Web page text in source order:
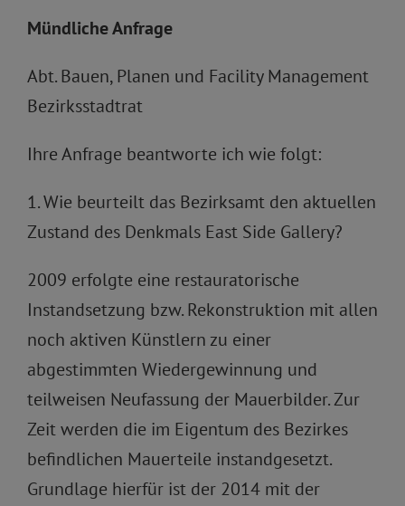
Mündliche Anfrage
Abt. Bauen, Planen und Facility Management
Bezirksstadtrat
Ihre Anfrage beantworte ich wie folgt:
1. Wie beurteilt das Bezirksamt den aktuellen
Zustand des Denkmals East Side Gallery?
2009 erfolgte eine restauratorische
Instandsetzung bzw. Rekonstruktion mit allen
noch aktiven Künstlern zu einer
abgestimmten Wiedergewinnung und
teilweisen Neufassung der Mauerbilder. Zur
Zeit werden die im Eigentum des Bezirkes
befindlichen Mauerteile instandgesetzt.
Grundlage hierfür ist der 2014 mit der